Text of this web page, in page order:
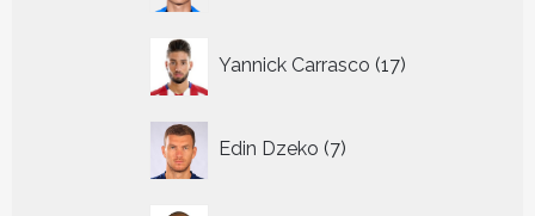
Yannick Carrasco 17
producten
Edin Dzeko 7
producten